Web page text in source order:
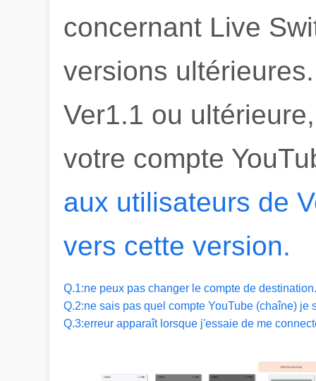
concernant Live
versions
Ver1.1 ou
votre compte
aux utilisateurs de
vers cette version.
Q.1:ne peux pas changer le compte de destination.
Q.2:ne sais pas quel compte YouTube (chaîne) je
Q.3:erreur apparaît lorsque j'essaie de me